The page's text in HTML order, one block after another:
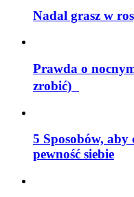
Nadal grasz w
Prawda o
zrobić)
5 Sposobów, aby
pewność siebie